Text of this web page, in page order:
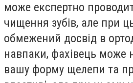
може експертно
чищення зубів, але при
обмежений досвід в
навпаки, фахівець може
вашу форму щелепи та